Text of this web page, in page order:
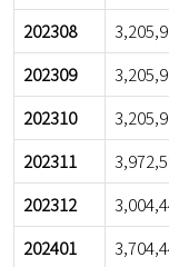
202308
202309
202310
202311
202312
202401